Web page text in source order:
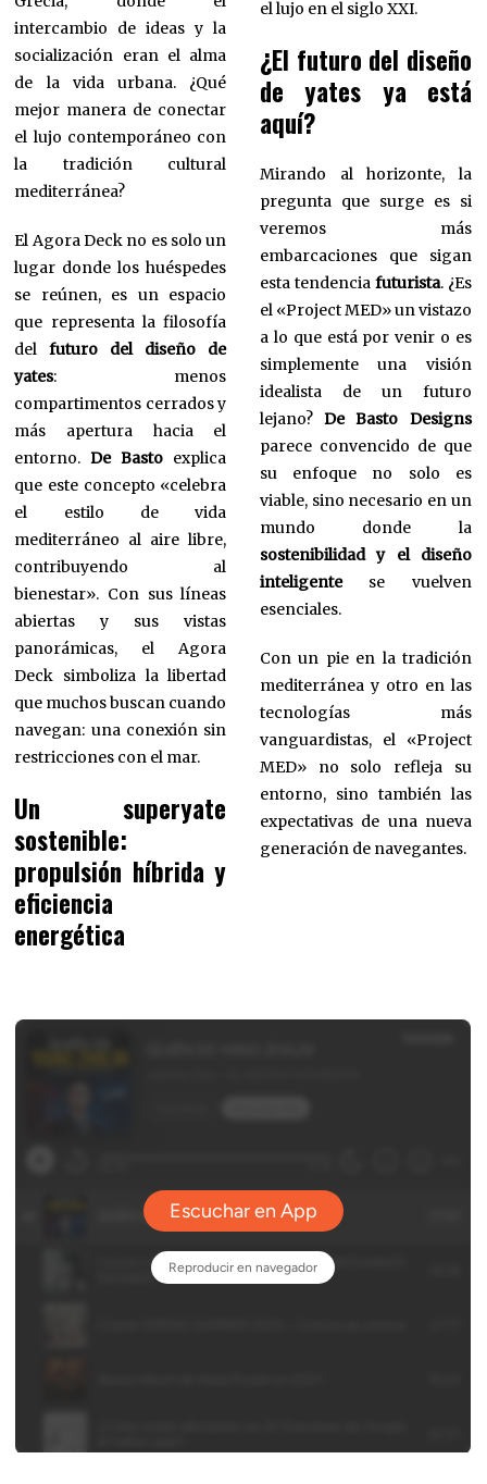
intercambio de ideas y la
socialización eran el alma
de la vida urbana. ¿Qué
mejor manera de conectar
el lujo contemporáneo con
la tradición cultural
mediterránea?
El Agora Deck no es solo un
lugar donde los huéspedes
se reúnen, es un espacio
que representa la filosofía
delfuturo del diseño de
yates: menos
compartimentos cerrados y
más apertura hacia el
entorno.De Basto explica
que este concepto «celebra
el estilo de vida
mediterráneo al aire libre,
contribuyendo al
bienestar». Con sus líneas
abiertas y sus vistas
panorámicas, el Agora
Deck simboliza la libertad
que muchos buscan cuando
navegan: una conexión sin
restricciones con el mar.
Un superyate
sostenible:
propulsión híbrida y
eficiencia
energética
el lujo en el siglo XXI.
¿El futuro del diseño
de yates ya está
aquí?
Mirando al horizonte, la
pregunta que surge es si
veremos más
embarcaciones que sigan
esta tendencia futurista. ¿Es
el «Project MED» un vistazo
a lo que está por venir o es
simplemente una visión
idealista de un futuro
lejano? De Basto Designs
parece convencido de que
su enfoque no solo es
viable, sino necesario en un
mundo donde la
sostenibilidad y el diseño
inteligentese vuelven
esenciales.
Con un pie en la tradición
mediterránea y otro en las
tecnologías más
vanguardistas, el «Project
MED» no solo refleja su
entorno, sino también las
expectativas de una nueva
generación de navegantes.